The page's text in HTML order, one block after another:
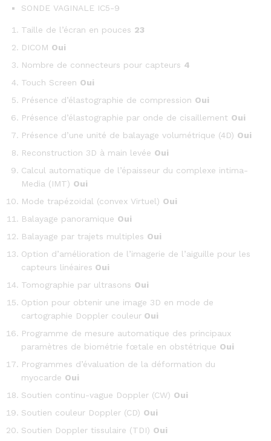
SONDE VAGINALE IC5-9
Taille de l’écran en pouces 23
DICOM Oui
Nombre de connecteurs pour capteurs 4
Touch Screen Oui
Présence d’élastographie de compression Oui
Présence d’élastographie par onde de cisaillement Oui
Présence d’une unité de balayage volumétrique (4D) Oui
Reconstruction 3D à main levée Oui
Calcul automatique de l’épaisseur du complexe intima-
Media (IMT) Oui
Mode trapézoïdal (convex Virtuel) Oui
Balayage panoramique Oui
Balayage par trajets multiples Oui
Option d’amélioration de l’imagerie de l’aiguille pour les
capteurs linéaires Oui
Tomographie par ultrasons Oui
Option pour obtenir une image 3D en mode de
cartographie Doppler couleur Oui
Programme de mesure automatique des principaux
paramètres de biométrie fœtale en obstétrique Oui
Programmes d’évaluation de la déformation du
myocarde Oui
Soutien continu-vague Doppler (CW) Oui
Soutien couleur Doppler (CD) Oui
Soutien Doppler tissulaire (TDI) Oui